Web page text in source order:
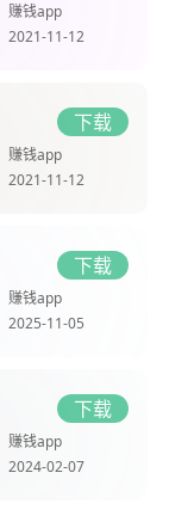
赚钱app
2021-11-12
下载
赚钱app
2021-11-12
下载
赚钱app
2025-11-05
下载
赚钱app
2024-02-07